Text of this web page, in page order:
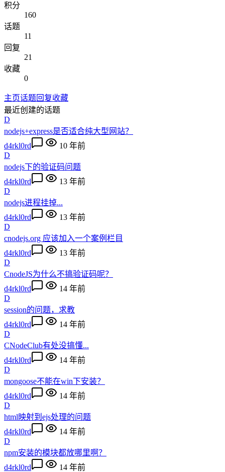
积分
160
话题
11
回复
21
收藏
0
主页话题回复收藏
最近创建的话题
D
nodejs+express是否适合纯大型网站？
d4rkl0rd
10 年前
D
nodejs下的验证码问题
d4rkl0rd
13 年前
D
nodejs进程挂掉...
d4rkl0rd
13 年前
D
cnodejs.org 应该加入一个案例栏目
d4rkl0rd
13 年前
D
CnodeJS为什么不搞验证码呢？
d4rkl0rd
14 年前
D
session的问题，求教
d4rkl0rd
14 年前
D
CNodeClub有处没搞懂...
d4rkl0rd
14 年前
D
mongoose不能在win下安装？
d4rkl0rd
14 年前
D
html映射到ejs处理的问题
d4rkl0rd
14 年前
D
npm安装的模块都放哪里啊？
d4rkl0rd
14 年前